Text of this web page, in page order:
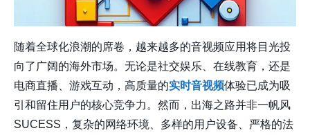
随着全球化浪潮的席卷，越来越多的音视频应用将目光投
向了广阔的海外市场。无论是社交娱乐、在线教育，还是
电商直播、游戏互动，高质量的实时音视频体验已成为吸
引和留住用户的核心竞争力。然而，出海之路并非一帆风
SUCESS，复杂的网络环境、多样的用户设备、严格的法